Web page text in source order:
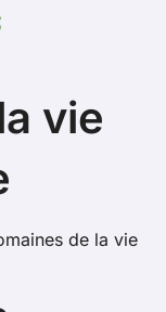
vie
de la vie